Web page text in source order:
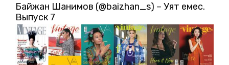
Байжан Шанимов (@baizhan_s) – Уят емес.
Выпуск 7